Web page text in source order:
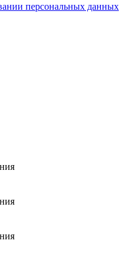
персональных данных